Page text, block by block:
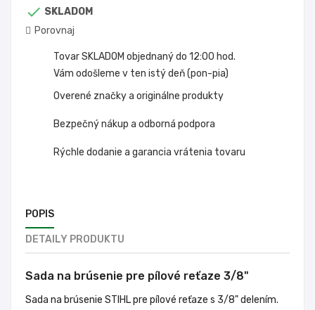
 SKLADOM
Porovnaj
Tovar SKLADOM objednaný do 12:00 hod.
Vám odošleme v ten istý deň (pon-pia)
Overené značky a originálne produkty
Bezpečný nákup a odborná podpora
Rýchle dodanie a garancia vrátenia tovaru
POPIS
DETAILY PRODUKTU
Sada na brúsenie pre pílové reťaze 3/8"
Sada na brúsenie STIHL pre pílové reťaze s 3/8" delením.